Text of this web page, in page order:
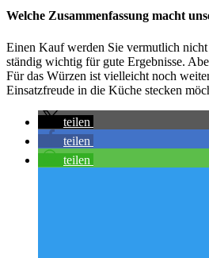
Welche Zusammenfassung macht
Einen Kauf werden Sie vermutlich
ständig wichtig für gute Ergebnisse.
Für das Würzen ist vielleicht noch
Einsatzfreude in die Küche stecken
teilen
teilen
teilen